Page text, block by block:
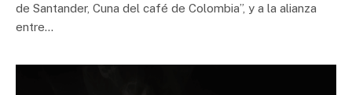
de Santander, Cuna del café de Colombia”, y a la alianza
entre…